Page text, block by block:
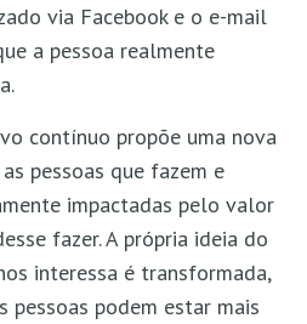
via Facebook e o e-mail
a pessoa realmente
contínuo propõe uma nova
pessoas que fazem e
impactadas pelo valor
fazer. A própria ideia do
interessa é transformada,
pessoas podem estar mais